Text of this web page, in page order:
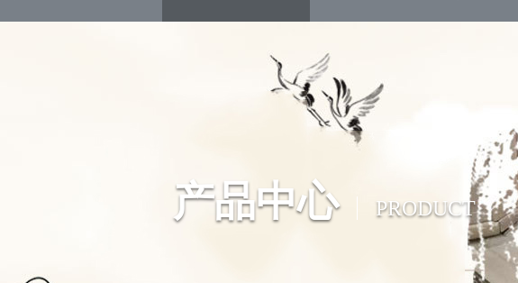
产品中心 PRODUCT